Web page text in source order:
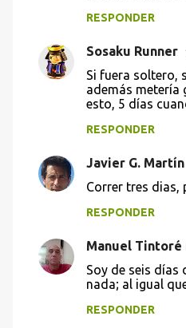
n
o
s
RESPONDER
Sosaku Runner
Si fuera soltero,
además metería
esto, 5 días
RESPONDER
Javier G. Martín
Correr tres dias,
RESPONDER
Manuel Tintoré
Soy de seis días
nada; al igual
RESPONDER